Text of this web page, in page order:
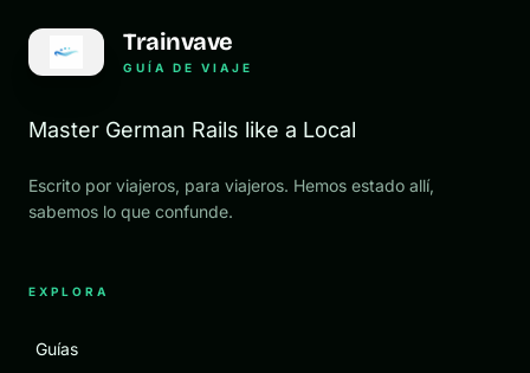
Trainvave
GUÍA DE VIAJE
Master German Rails like a Local
Escrito por viajeros, para viajeros. Hemos estado allí,
sabemos lo que confunde.
EXPLORA
Guías